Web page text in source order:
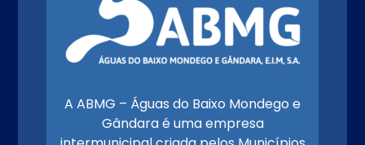
A ABMG – Águas do Baixo Mondego e
Gândara é uma empresa